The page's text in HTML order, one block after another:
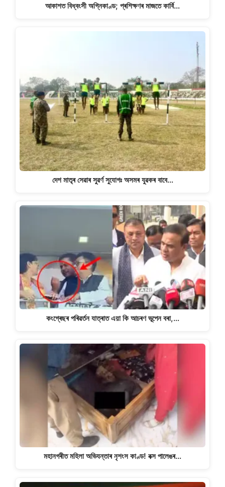
আকাশত বিধ্বংসী অগ্নিকাণ্ড; প্ৰশিক্ষণৰ মাজতে কাৰ্বি…
দেশ মাতৃৰ সেৱাৰ সুৱৰ্ণ সুযোগঃ অসমৰ যুৱকৰ বাবে…
কংগ্ৰেছৰ পৰিৱৰ্তন যাত্ৰাত এয়া কি আচৰণ ভূপেন বৰা,…
মহানগৰীত মহিলা অভিযন্তাৰ নৃশংস কাণ্ড! বক্স পালেঙৰ…